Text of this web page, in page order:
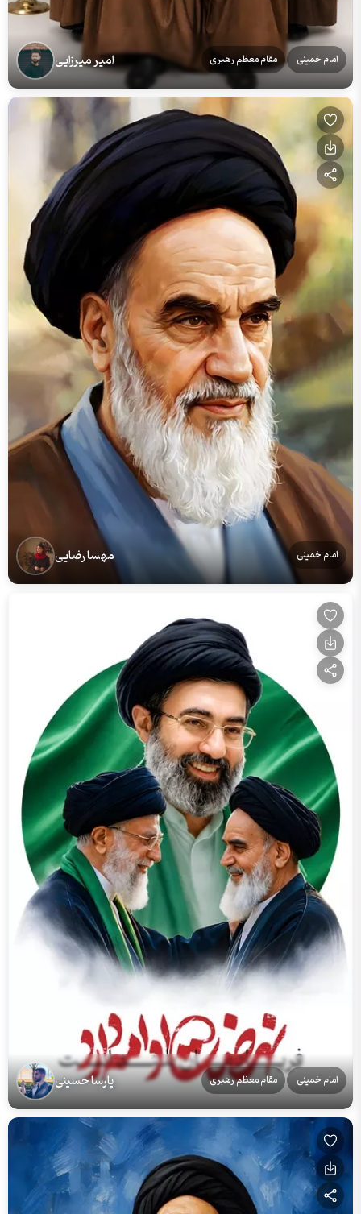
امام خمینی مقام معظم رهبری امیر میرزایی
امام خمینی مهسا رضایی
امام خمینی مقام معظم رهبری پارسا حسینی